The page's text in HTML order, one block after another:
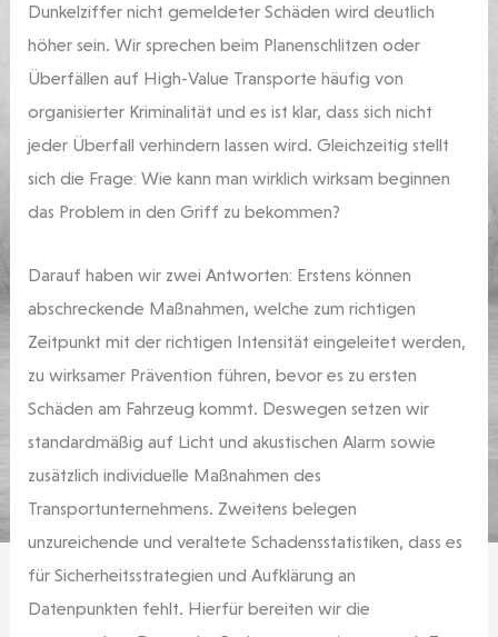
Dunkelziffer nicht gemeldeter Schäden wird deutlich
höher sein. Wir sprechen beim Planenschlitzen oder
Überfällen auf High-Value Transporte häufig von
organisierter Kriminalität und es ist klar, dass sich nicht
jeder Überfall verhindern lassen wird. Gleichzeitig stellt
sich die Frage: Wie kann man wirklich wirksam beginnen
das Problem in den Griff zu bekommen?
Darauf haben wir zwei Antworten: Erstens können
abschreckende Maßnahmen, welche zum richtigen
Zeitpunkt mit der richtigen Intensität eingeleitet werden,
zu wirksamer Prävention führen, bevor es zu ersten
Schäden am Fahrzeug kommt. Deswegen setzen wir
standardmäßig auf Licht und akustischen Alarm sowie
zusätzlich individuelle Maßnahmen des
Transportunternehmens. Zweitens belegen
unzureichende und veraltete Schadensstatistiken, dass es
für Sicherheitsstrategien und Aufklärung an
Datenpunkten fehlt. Hierfür bereiten wir die